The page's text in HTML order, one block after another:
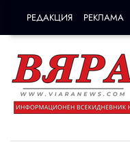
РЕДАКЦИЯ РЕКЛАМА